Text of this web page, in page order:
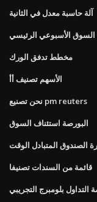
آلة حاسبة معدل في الثانية
السوق الأسبوعي الرئيسي
مخطط تدفق الورك
الأسهم تصنيف أأ
نحن تصنيع pm reuters
البورصة استئناف السوق
الصندوق المتبادل الوقت
قائمة من السندات تصنيفا
التداول بلومبرج التجريبي